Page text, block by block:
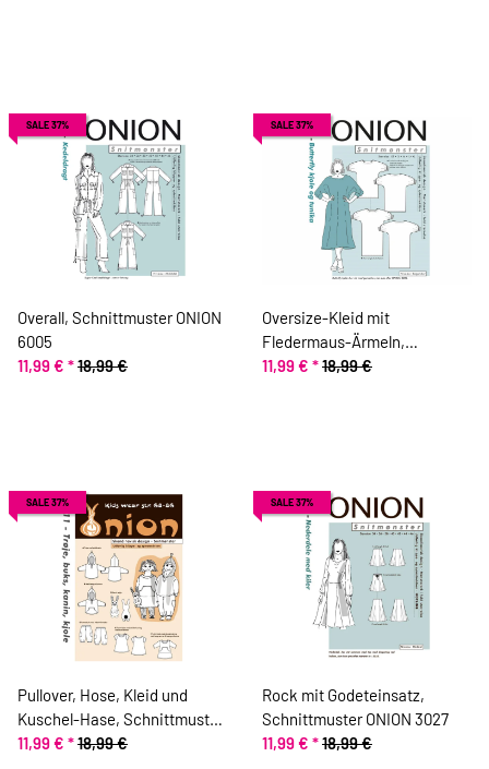
SALE 37%
Overall, Schnittmuster ONION
6005
11,99 € *18,99 €
SALE 37%
Oversize-Kleid mit
Fledermaus-Ärmeln,
Schnittmuster ONION 2089
11,99 € *18,99 €
SALE 37%
Pullover, Hose, Kleid und
Kuschel-Hase, Schnittmuster
ONION 10011
11,99 € *18,99 €
SALE 37%
Rock mit Godeteinsatz,
Schnittmuster ONION 3027
11,99 € *18,99 €